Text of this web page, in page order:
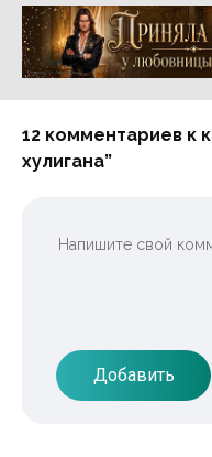
Реклама 16+ АО «ЛитГород»
12 комментариев к
хулигана”
Добавить